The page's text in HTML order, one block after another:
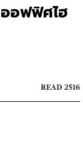
อฟฟิศไฮ
READ 2516